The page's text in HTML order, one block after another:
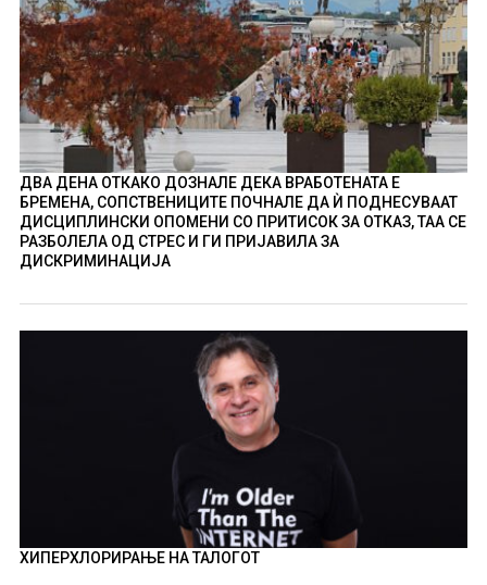
ДВА ДЕНА ОТКАКО ДОЗНАЛЕ ДЕКА ВРАБОТЕНАТА Е
БРЕМЕНА, СОПСТВЕНИЦИТЕ ПОЧНАЛЕ ДА Ѝ ПОДНЕСУВААТ
ДИСЦИПЛИНСКИ ОПОМЕНИ СО ПРИТИСОК ЗА ОТКАЗ, ТАА СЕ
РАЗБОЛЕЛА ОД СТРЕС И ГИ ПРИЈАВИЛА ЗА
ДИСКРИМИНАЦИЈА
ХИПЕРХЛОРИРАЊЕ НА ТАЛОГОТ